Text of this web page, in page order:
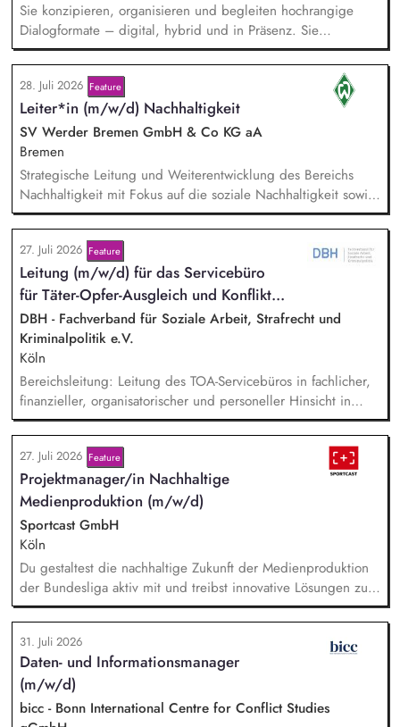
Sie konzipieren, organisieren und begleiten hochrangige
Dialogformate – digital, hybrid und in Präsenz. Sie
identifizieren aktuelle Entwicklungen in den Bereichen
Handel, Technologie, Geopolitik und wirtschaftliche
Sicherheit und bereiten diese für Veranstaltungen,
Hintergrundgespräche, Publikationen und politische
Diskussionen auf. Sie identifizieren und gewinnen
Referent*innen sowie Diskussionspartner aus Politik,
Wirtschaft, Wissenschaft und Zivilgesellschaft.
28. Juli 2026 Feature
Leiter*in (m/w/d) Nachhaltigkeit
SV Werder Bremen GmbH & Co KG aA
Bremen
Strategische Leitung und Weiterentwicklung des Bereichs
Nachhaltigkeit mit Fokus auf die soziale Nachhaltigkeit sowie
Verantwortung für die Erreichung der Nachhaltigkeitsziele in
Zusammenarbeit mit der Geschäftsführung und anderen
Bereichen. Disziplinarische und fachliche Führung sowie
Entwicklung der Mitarbeiter*innen im Bereich Nachhaltigkeit.
Pflege und Weiterentwicklung des Netzwerks an
Kooperationspartner*innen sowie strategische Entwicklung
nachhaltigkeitsbezogener Partnerschaften.
27. Juli 2026 Feature
Lei­tung (m/w/d) für das Servicebüro
für Tä­ter-Op­fer-Aus­gleich und Kon­flikt­...
DBH - Fachverband für Soziale Arbeit, Strafrecht und
Kriminalpolitik e.V.
Köln
Bereichsleitung: Leitung des TOA-Servicebüros in fachlicher,
finanzieller, organisatorischer und personeller Hinsicht in
Abstimmung mit der Geschäftsführung. Teamführung:
Personalverantwortung für zwei Mitarbeitende. Strategische
Organisationsentwicklung: Sie verantworten die strategische
und organisatorische Weiterentwicklung des TOA-
Servicebüros in den Bereichen Fortbildung, Information und
Qualitätssicherung. Projektmanagement: Verantwortliche
Planung, Budgetierung und Projektcontrolling im Rahmen
von öffentlichen Zuwendungen.
27. Juli 2026 Feature
Projektmanager/in Nachhaltige
Medienproduktion (m/w/d)
Sportcast GmbH
Köln
Du gestaltest die nachhaltige Zukunft der Medienproduktion
der Bundesliga aktiv mit und treibst innovative Lösungen zur
Reduzierung von Emissionen voran. Dein Fokus liegt auf der
Evaluierung von Reduktionspotentialen von TV-
Produktionskonzepten hinsichtlich Co2e-Fußabdruck,
Durchführung einer Machbarkeitsstudie zur emissionsfreien
USV-Stromversorgung sowie der Koordination interner und
externer Stakeholder.
31. Juli 2026
Daten- und Informationsmanager
(m/w/d)
bicc - Bonn International Centre for Conflict Studies